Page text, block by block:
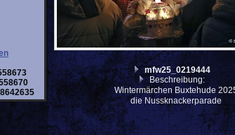
mfw25_0219444
Beschreibung:
Wintermärchen Buxtehude
die Nussknackerparade